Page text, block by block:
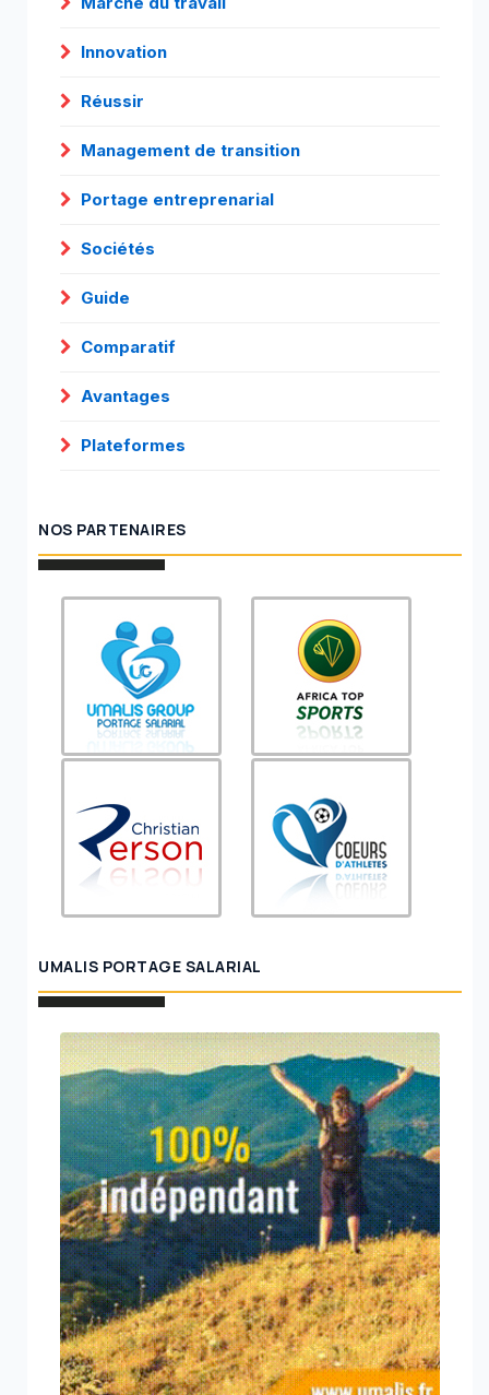
Innovation
Réussir
Management de transition
Portage entreprenarial
Sociétés
Guide
Comparatif
Avantages
Plateformes
NOS PARTENAIRES
UMALIS PORTAGE SALARIAL